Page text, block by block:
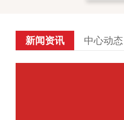
新闻资讯 中心动态